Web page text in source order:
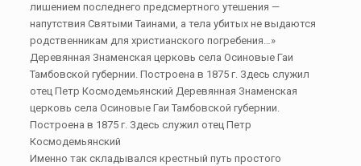
лишением последнего предсмертного утешения —
напутствия Святыми Таинами, а тела убитых не выдаются
родственникам для христианского погребения…»
Деревянная Знаменская церковь села Осиновые Гаи
Тамбовской губернии. Построена в 1875 г. Здесь служил
отец Петр Космодемьянский Деревянная Знаменская
церковь села Осиновые Гаи Тамбовской губернии.
Построена в 1875 г. Здесь служил отец Петр
Космодемьянский
Именно так складывался крестный путь простого